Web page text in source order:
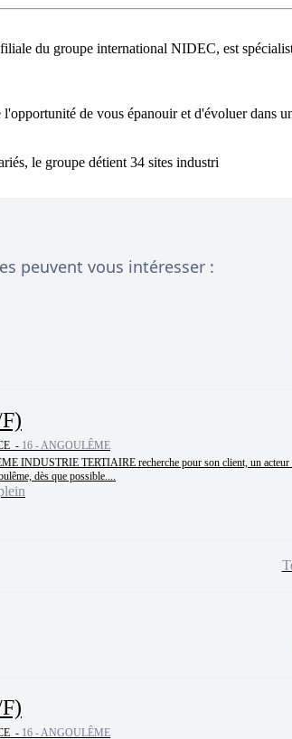
du groupe international NIDEC, est
de vous épanouir et d'évoluer dans
peuvent vous intéresser :
- 16 - ANGOULÊME
INDUSTRIE TERTIAIRE recherche pour son client, un
dès que possible....
- 16 - ANGOULÊME